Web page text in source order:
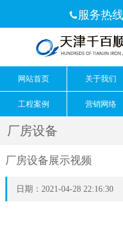
服务热线
网站首页 关于我们
工程案例 营销网络
厂房设备
厂房设备展示视频
日期：2021-04-28 22:16:30